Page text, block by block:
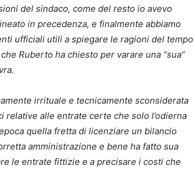
del sindaco, come del resto io avevo
in precedenza, e finalmente abbiamo
ufficiali utili a spiegare le ragioni del tempo
Ruberto ha chiesto per varare una “sua”
irrituale e tecnicamente sconsiderata
alle entrate certe che solo l’odierna
quella fretta di licenziare un bilancio
amministrazione e bene ha fatto sua
le entrate fittizie e a precisare i costi che